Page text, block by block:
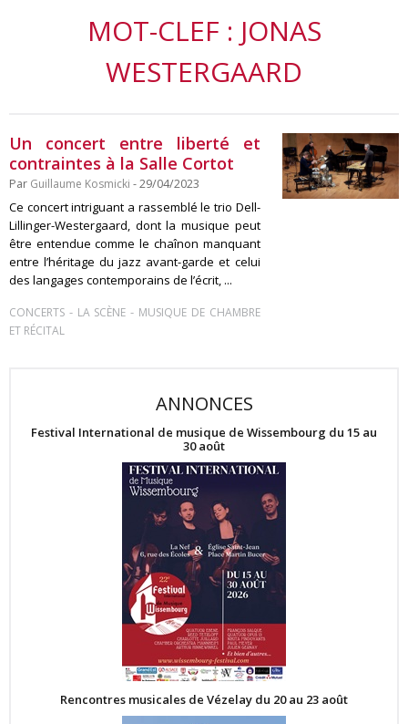
MOT-CLEF : JONAS
WESTERGAARD
Un concert entre liberté et
contraintes à la Salle Cortot
Par Guillaume Kosmicki - 29/04/2023
Ce concert intriguant a rassemblé le trio Dell-
Lillinger-Westergaard, dont la musique peut
être entendue comme le chaînon manquant
entre l’héritage du jazz avant-garde et celui
des langages contemporains de l’écrit, ...
CONCERTS - LA SCÈNE - MUSIQUE DE CHAMBRE
ET RÉCITAL
ANNONCES
Festival International de musique de Wissembourg du 15 au
30 août
Rencontres musicales de Vézelay du 20 au 23 août